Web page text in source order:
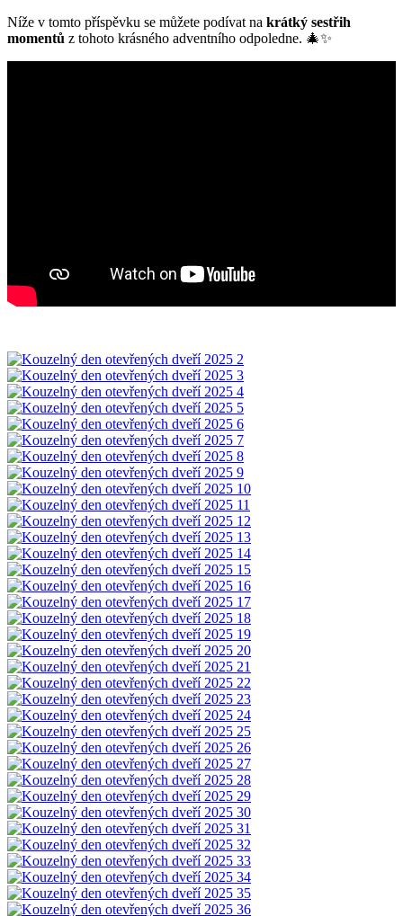
Níže v tomto příspěvku se můžete podívat na krátký sestřih
momentů z tohoto krásného adventního odpoledne. 🎄✨